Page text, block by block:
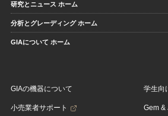
研究とニュース ホーム
分析とグレーディング ホーム
GIAについて ホーム
GIAの機器について
小売業者サポート
学生向
Gem &